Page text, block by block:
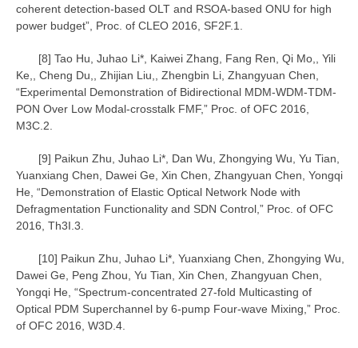
coherent detection-based OLT and RSOA-based ONU for high
power budget”, Proc. of CLEO 2016, SF2F.1.
[8] Tao Hu, Juhao Li*, Kaiwei Zhang, Fang Ren, Qi Mo,, Yili
Ke,, Cheng Du,, Zhijian Liu,, Zhengbin Li, Zhangyuan Chen,
“Experimental Demonstration of Bidirectional MDM-WDM-TDM-
PON Over Low Modal-crosstalk FMF,” Proc. of OFC 2016,
M3C.2.
[9] Paikun Zhu, Juhao Li*, Dan Wu, Zhongying Wu, Yu Tian,
Yuanxiang Chen, Dawei Ge, Xin Chen, Zhangyuan Chen, Yongqi
He, “Demonstration of Elastic Optical Network Node with
Defragmentation Functionality and SDN Control,” Proc. of OFC
2016, Th3I.3.
[10] Paikun Zhu, Juhao Li*, Yuanxiang Chen, Zhongying Wu,
Dawei Ge, Peng Zhou, Yu Tian, Xin Chen, Zhangyuan Chen,
Yongqi He, “Spectrum-concentrated 27-fold Multicasting of
Optical PDM Superchannel by 6-pump Four-wave Mixing,” Proc.
of OFC 2016, W3D.4.